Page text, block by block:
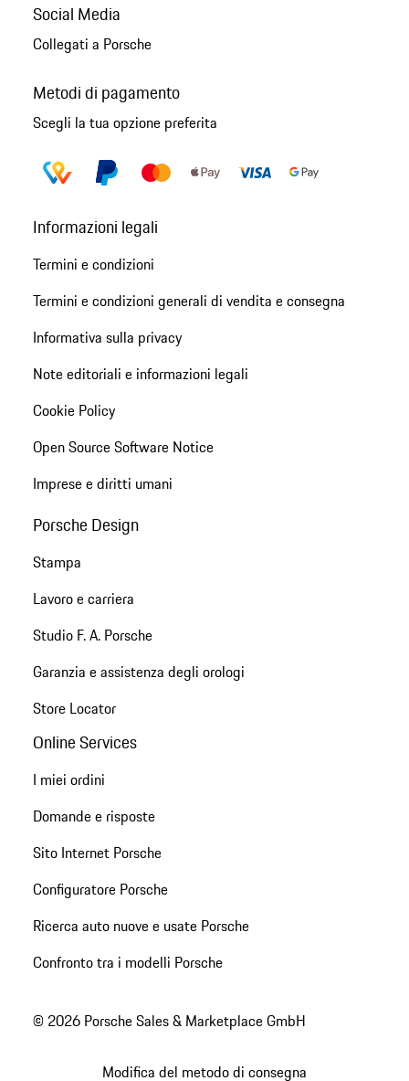
Social Media
Collegati a Porsche
Metodi di pagamento
Scegli la tua opzione preferita
Informazioni legali
Termini e condizioni
Termini e condizioni generali di vendita e consegna
Informativa sulla privacy
Note editoriali e informazioni legali
Cookie Policy
Open Source Software Notice
Imprese e diritti umani
Porsche Design
Stampa
Lavoro e carriera
Studio F. A. Porsche
Garanzia e assistenza degli orologi
Store Locator
Online Services
I miei ordini
Domande e risposte
Sito Internet Porsche
Configuratore Porsche
Ricerca auto nuove e usate Porsche
Confronto tra i modelli Porsche
© 2026 Porsche Sales & Marketplace GmbH
Modifica del metodo di consegna